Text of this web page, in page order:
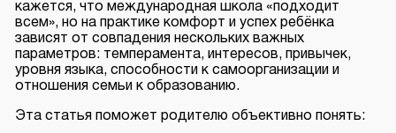
кажется, что международная школа «подходит
всем», но на практике комфорт и успех ребёнка
зависят от совпадения нескольких важных
параметров: темперамента, интересов, привычек,
уровня языка, способности к самоорганизации и
отношения семьи к образованию.
Эта статья поможет родителю объективно понять: